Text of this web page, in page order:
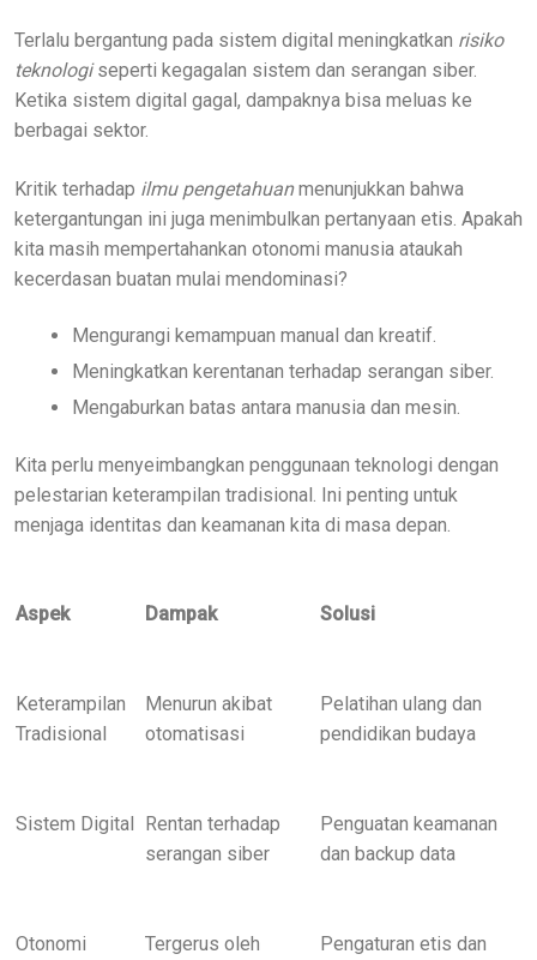
Terlalu bergantung pada sistem digital meningkatkan risiko
teknologiseperti kegagalan sistem dan serangan siber.
Ketika sistem digital gagal, dampaknya bisa meluas ke
berbagai sektor.
Kritik terhadap ilmu pengetahuanmenunjukkan bahwa
ketergantungan ini juga menimbulkan pertanyaan etis. Apakah
kita masih mempertahankan otonomi manusia ataukah
kecerdasan buatan mulai mendominasi?
Mengurangi kemampuan manual dan kreatif.
Meningkatkan kerentanan terhadap serangan siber.
Mengaburkan batas antara manusia dan mesin.
Kita perlu menyeimbangkan penggunaan teknologi dengan
pelestarian keterampilan tradisional. Ini penting untuk
menjaga identitas dan keamanan kita di masa depan.
Aspek Dampak Solusi
Keterampilan
Tradisional
Menurun akibat
otomatisasi
Pelatihan ulang dan
pendidikan budaya
Sistem Digital Rentan terhadap
serangan siber
Penguatan keamanan
dan backup data
Otonomi
Tergerus oleh
Pengaturan etis dan